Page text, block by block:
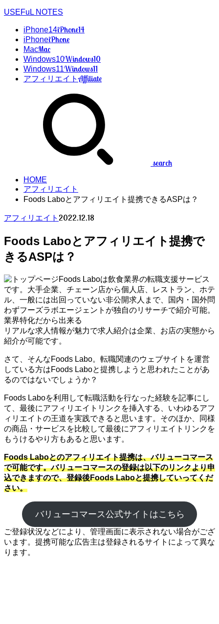
USEFuL NOTES
iPhone14iPhone14
iPhoneiPhone
MacMac
Windows10Windows10
Windows11Windows11
アフィリエイトAffiliate
search
HOME
アフィリエイト
Foods Laboとアフィリエイト提携できるASPは？
アフィリエイト 2022.12.18
Foods Laboとアフィリエイト提携で
きるASPは？
Foods Laboは飲食業界の転職支援サービス
です。大手企業、チェーン店から個人店、レストラン、ホテ
ル、一般には出回っていない非公開求人まで、国内・国外問
わずフーズラボエージェントが独自のリサーチで紹介可能。
業界特化だから出来る
リアルな求人情報が魅力で求人紹介は企業、お店の実態から
紹介が可能です。
さて、そんなFoods Labo。転職関連のウェブサイトを運営
している方はFoods Laboと提携しようと思われたことがあ
るのではないでしょうか？
Foods Laboを利用して転職活動を行なった経験を記事にし
て、最後にアフィリエイトリンクを挿入する、いわゆるアフ
ィリエイトの王道を実践できると思います。そのほか、同様
の商品・サービスを比較して最後にアフィリエイトリンクを
もうけるやり方もあると思います。
Foods Laboとのアフィリエイト提携は、バリューコマース
で可能です。バリューコマースの登録は以下のリンクより申
込できますので、登録後Foods Laboと提携していってくだ
さい。
バリューコマース公式サイトはこちら
ご登録状況などにより、管理画面に表示されない場合がござ
います。提携可能な広告主は登録されるサイトによって異な
ります。